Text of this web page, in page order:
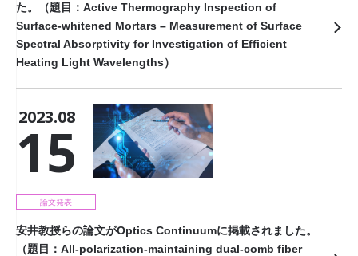
た。（題目：Active Thermography Inspection of
Surface-whitened Mortars – Measurement of Surface
Spectral Absorptivity for Investigation of Efficient
Heating Light Wavelengths）
2023.08
15
論文発表
安井教授らの論文がOptics Continuumに掲載されました。
（題目：All-polarization-maintaining dual-comb fiber